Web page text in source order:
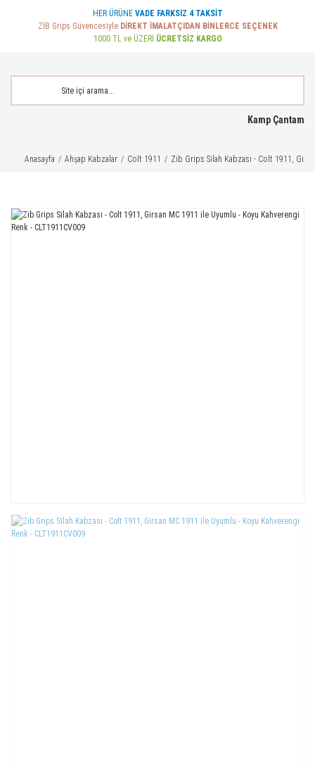
HER ÜRÜNE VADE FARKSIZ 4 TAKSİT
ZİB Grips Güvencesiyle DİREKT İMALATÇIDAN BİNLERCE SEÇENEK
1000 TL ve ÜZERİ ÜCRETSİZ KARGO
Kamp Çantam
Anasayfa Ahşap Kabzalar Colt 1911 Zib Grips Silah Kabzası - Colt 1911,